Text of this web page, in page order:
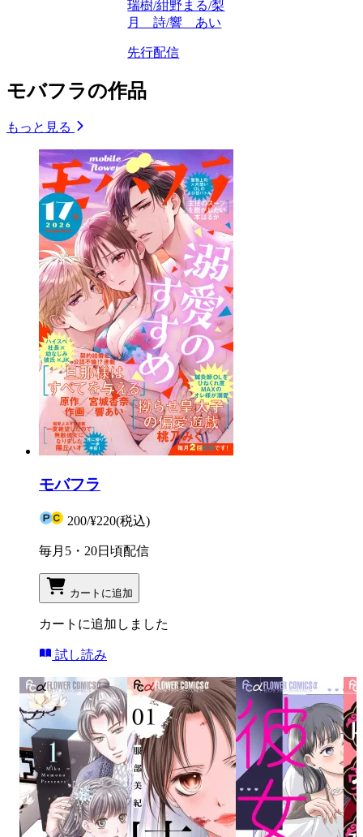
瑞樹/紺野まる/梨
月 詩/響 あい
先行配信
モバフラの作品
もっと見る
モバフラ
200/¥220(税込)
毎月5・20日頃配信
カートに追加
カートに追加しました
試し読み